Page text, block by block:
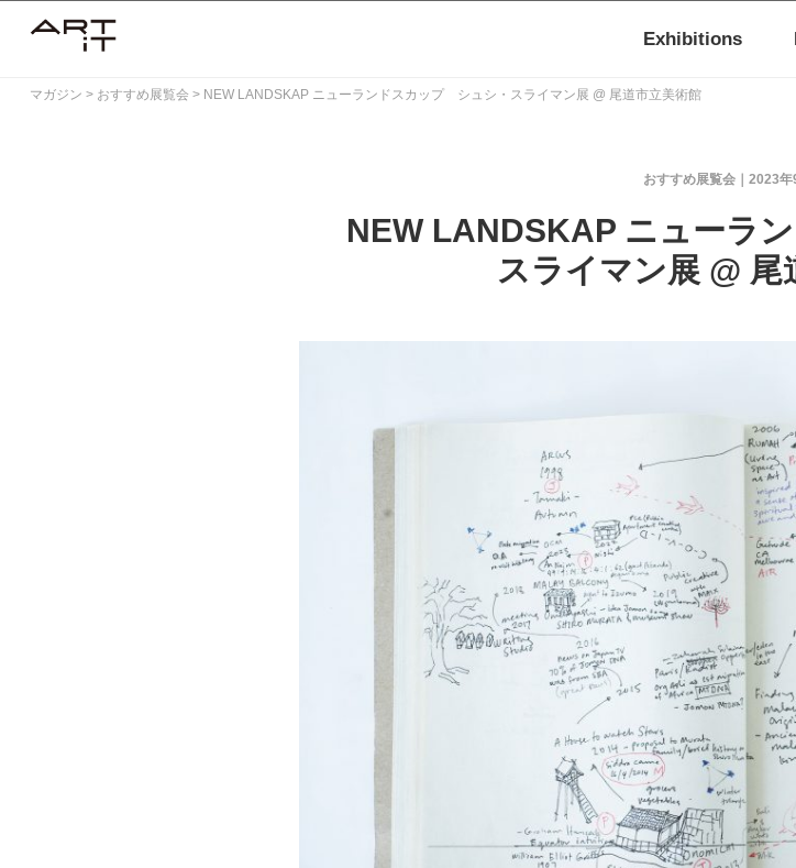
Exhibitions
マガジン > おすすめ展覧会 > NEW LANDSKAP ニューランドスカップ シュシ・スライマン展 @ 尾道市立美術館
2023年
おすすめ展覧会
NEW LANDSKAP ニューラ
スライマン展 @ 尾